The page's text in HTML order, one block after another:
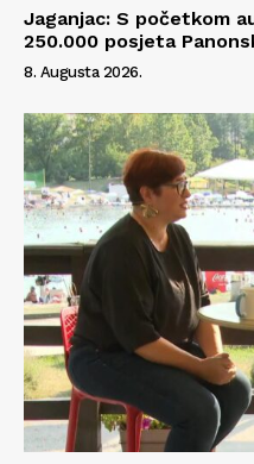
Jaganjac: S početkom
250.000 posjeta
8. Augusta 2026.